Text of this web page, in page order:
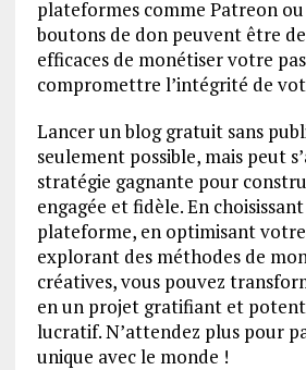
plateformes comme Patreon
boutons de don peuvent être
efficaces de monétiser votre
compromettre l’intégrité de
Lancer un blog gratuit sans
seulement possible, mais peut
stratégie gagnante pour
engagée et fidèle. En
plateforme, en optimisant
explorant des méthodes de
créatives, vous pouvez
en un projet gratifiant et
lucratif. N’attendez plus pour
unique avec le monde !